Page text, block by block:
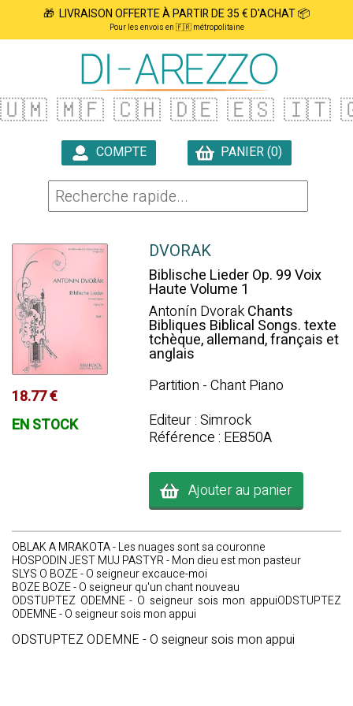
🎁 LIVRAISON OFFERTE À PARTIR DE 35 € D'ACHAT 📦
Pour les envois en 🇫🇷 métropolitaine
🇺🇲 🇲🇫 🇨🇭 🇩🇪 🇪🇸 🇮🇹
COMPTE
PANIER (0)
18.77 €
EN STOCK
DVORAK
Biblische Lieder Op. 99 Voix
Haute Volume 1
Antonín DvorakChants
Bibliques Biblical Songs. texte
tchèque, allemand, français et
anglais
Partition - Chant Piano
Editeur : Simrock
Référence : EE850A
Ajouter au panier
OBLAK A MRAKOTA - Les nuages sont sa couronne
HOSPODIN JEST MUJ PASTYR - Mon dieu est mon pasteur
SLYS O BOZE - O seigneur excauce-moi
BOZE BOZE - O seigneur qu'un chant nouveau
ODSTUPTEZ ODEMNE - O seigneur sois mon appuiODSTUPTEZ
ODEMNE - O seigneur sois mon appui
ODSTUPTEZ ODEMNE - O seigneur sois mon appui